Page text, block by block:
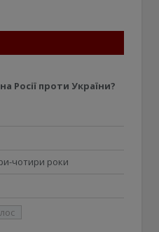
Росії проти України?
чотири роки